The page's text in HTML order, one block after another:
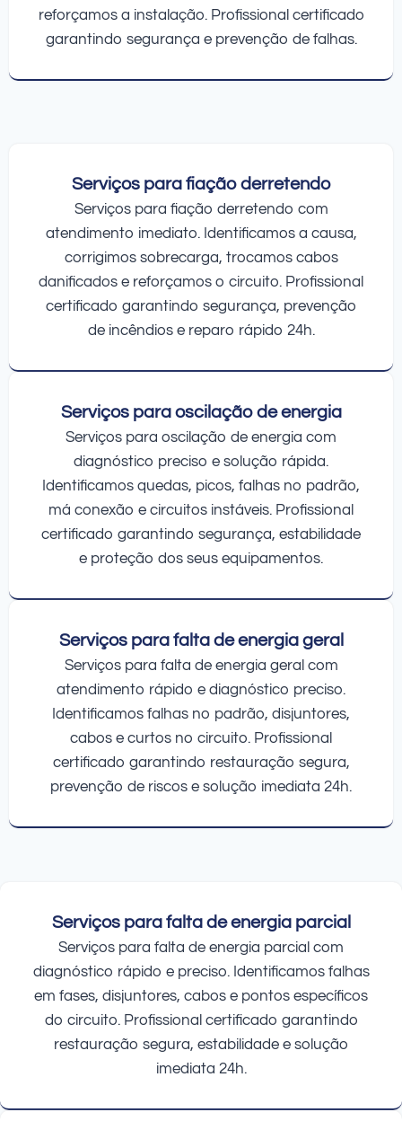
reforçamos a instalação. Profissional certificado
garantindo segurança e prevenção de falhas.
Serviços para fiação derretendo
Serviços para fiação derretendo com
atendimento imediato. Identificamos a causa,
corrigimos sobrecarga, trocamos cabos
danificados e reforçamos o circuito. Profissional
certificado garantindo segurança, prevenção
de incêndios e reparo rápido 24h.
Serviços para oscilação de energia
Serviços para oscilação de energia com
diagnóstico preciso e solução rápida.
Identificamos quedas, picos, falhas no padrão,
má conexão e circuitos instáveis. Profissional
certificado garantindo segurança, estabilidade
e proteção dos seus equipamentos.
Serviços para falta de energia geral
Serviços para falta de energia geral com
atendimento rápido e diagnóstico preciso.
Identificamos falhas no padrão, disjuntores,
cabos e curtos no circuito. Profissional
certificado garantindo restauração segura,
prevenção de riscos e solução imediata 24h.
Serviços para falta de energia parcial
Serviços para falta de energia parcial com
diagnóstico rápido e preciso. Identificamos falhas
em fases, disjuntores, cabos e pontos específicos
do circuito. Profissional certificado garantindo
restauração segura, estabilidade e solução
imediata 24h.